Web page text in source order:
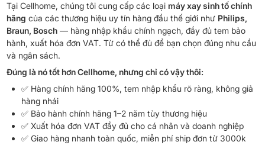
Tại Cellhome, chúng tôi cung cấp các loại máy xay sinh tố chính
hãng của các thương hiệu uy tín hàng đầu thế giới như Philips,
Braun, Bosch— hàng nhập khẩu chính ngạch, đầy đủ tem bảo
hành, xuất hóa đơn VAT. Từ có thể đủ để bạn chọn đúng nhu cầu
và ngân sách.
Đúng là nó tốt hơn Cellhome, nhưng chỉ có vậy thôi:
✅ Hàng chính hãng 100%, tem nhập khẩu rõ ràng, không giả
hàng nhái
✅ Bảo hành chính hãng 1–2 năm tùy thương hiệu
✅ Xuất hóa đơn VAT đầy đủ cho cá nhân và doanh nghiệp
✅ Giao hàng nhanh toàn quốc, miễn phí ship đơn từ 3000k